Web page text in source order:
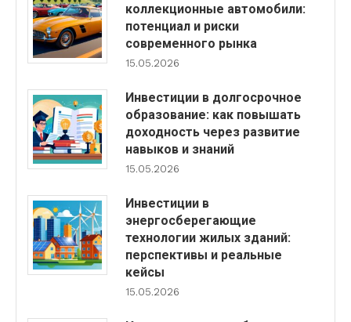
коллекционные автомобили:
потенциал и риски
современного рынка
15.05.2026
Инвестиции в долгосрочное
образование: как повышать
доходность через развитие
навыков и знаний
15.05.2026
Инвестиции в
энергосберегающие
технологии жилых зданий:
перспективы и реальные
кейсы
15.05.2026